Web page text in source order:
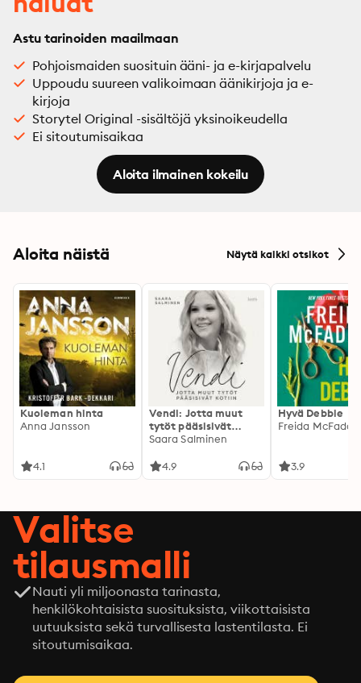
Astu tarinoiden maailmaan
Pohjoismaiden suosituin ääni- ja e-kirjapalvelu
Uppoudu suureen valikoimaan äänikirjoja ja e-
kirjoja
Storytel Original -sisältöjä yksinoikeudella
Ei sitoutumisaikaa
Aloita ilmainen kokeilu
Aloita näistä Näytä kaikki otsikot
Kuoleman hinta
Anna Jansson
4.1
Vendi: Jotta muut
tytöt pääsisivät
kotiin
Saara Salminen
4.9
Hyvä Debbie
Freida
3.9
Valitse
tilausmalli
Nauti yli miljoonasta tarinasta,
henkilökohtaisista suosituksista, viikottaisista
uutuuksista sekä turvallisesta lastentilasta. Ei
sitoutumisaikaa.